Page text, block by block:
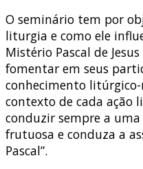
O seminário tem por
liturgia e como ele
Mistério Pascal de
fomentar em seus
conhecimento
contexto de cada ação
conduzir sempre a
frutuosa e conduza a
Pascal”.